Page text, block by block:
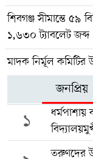
শিবগঞ্জ সীমান্তে ৫৯
১,৬৩০ ট্যাবলেট জব্দ
মাদক নির্মূল
জনপ্রিয়
১
ধর্মপাশায়
তরুণদের